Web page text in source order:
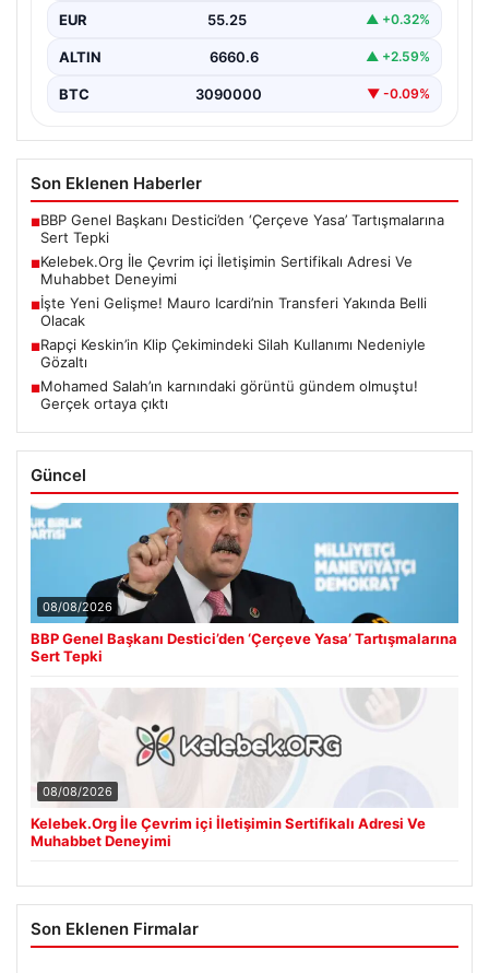
birçok…
EUR 55.25 ▲ +0.32%
ALTIN 6660.6 ▲ +2.59%
BTC 3090000 ▼ -0.09%
Son Eklenen Haberler
■BBP Genel Başkanı Destici’den ‘Çerçeve Yasa’ Tartışmalarına
Sert Tepki
■Kelebek.Org İle Çevrim içi İletişimin Sertifikalı Adresi Ve
Muhabbet Deneyimi
■İşte Yeni Gelişme! Mauro Icardi’nin Transferi Yakında Belli
Olacak
■Rapçi Keskin’in Klip Çekimindeki Silah Kullanımı Nedeniyle
Gözaltı
■Mohamed Salah’ın karnındaki görüntü gündem olmuştu!
Gerçek ortaya çıktı
Güncel
08/08/2026
BBP Genel Başkanı Destici’den ‘Çerçeve Yasa’ Tartışmalarına
Sert Tepki
08/08/2026
Kelebek.Org İle Çevrim içi İletişimin Sertifikalı Adresi Ve
Muhabbet Deneyimi
Son Eklenen Firmalar